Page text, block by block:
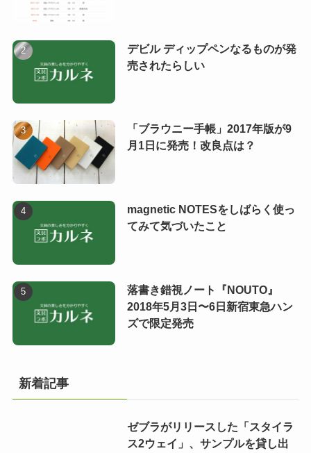
デビル ディップペンなるものが発
売されたらしい
「ブラウニー手帳」2017年版が9
月1日に発売！改良点は？
magnetic NOTESをしばらく使っ
てみて気づいたこと
落書き錯視ノート『NOUTO』
2018年5月3日〜6日新宿東急ハン
ズで限定発売
新着記事
ゼブラがリリースした「スタイラ
ス2ウェイ」、サンプルを貸し出